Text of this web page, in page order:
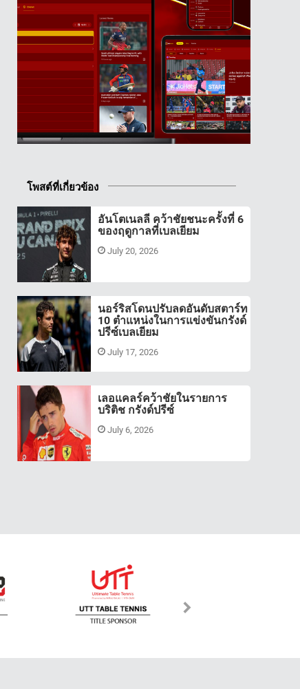
โพสต์ที่เกี่ยวข้อง
อันโตเนลลี คว้าชัยชนะครั้งที่ 6
ของฤดูกาลที่เบลเยียม
July 20, 2026
นอร์ริสโดนปรับลดอันดับสตาร์ท
10 ตำแหน่งในการแข่งขันกรังด์
ปรีซ์เบลเยียม
July 17, 2026
เลอแคลร์คว้าชัยในรายการ
บริติช กรังด์ปรีซ์
July 6, 2026